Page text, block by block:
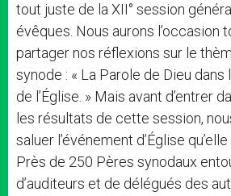
tout juste de la XII° session
évêques. Nous aurons l’occasion
partager nos réflexions sur le
synode : « La Parole de Dieu
de l’Église. » Mais avant d’entrer
les résultats de cette session,
saluer l’événement d’Église
Près de 250 Pères synodaux
d’auditeurs et de délégués des